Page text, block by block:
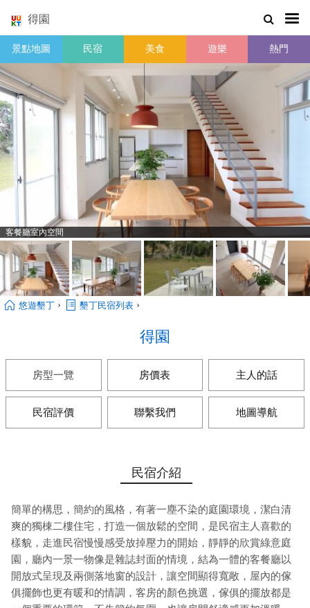
得園
景點地圖 民宿 美食 遊樂 熱門
客餐廳室內空間
悠遊墾丁 › 墾丁民宿列表 ›
得園
房型一覽 房價表 主人的話
民宿評價 聯繫我們 地圖導航
民宿介紹
簡單的構思，簡約的風格，有著一塵不染的庭園環境，潔白清
爽的獨棟二樓住宅，打造一個放鬆的空間，是民宿主人喜歡的
樣貌，走進民宿慢慢感受放掉壓力的開始，靜靜的欣賞綠意庭
園，廳內一景一物像是雜誌封面的情境，結為一體的客餐廳以
開放式呈現及兩側落地窗的設計，讓空間顯得寬敞，屋內的傢
俱擺飾也更有暖和的情調，客房的顏色挑選，傢俱的擺放都是